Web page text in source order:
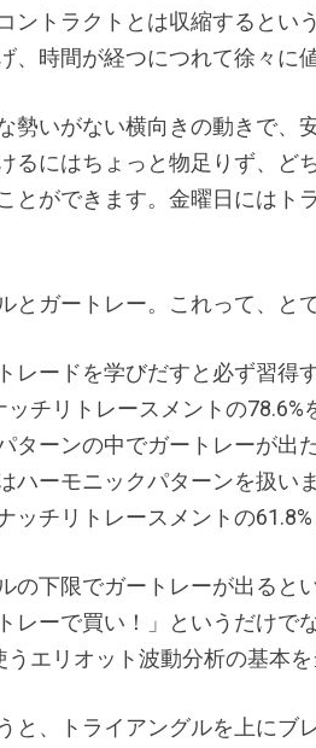
ントラクトとは収縮するとい
、時間が経つにつれて徐々に
勢いがない横向きの動きで、
るにはちょっと物足りず、ど
とができます。金曜日にはト
とガートレー。これって、と
レードを学びだすと必ず習得
ッチリトレースメントの
ターンの中でガートレーが出
ハーモニックパターンを扱
ッチリトレースメントの61.8%
の下限でガートレーが出ると
レーで買い！」というだけで
うエリオット波動分析の基本
と、トライアングルを上にブ